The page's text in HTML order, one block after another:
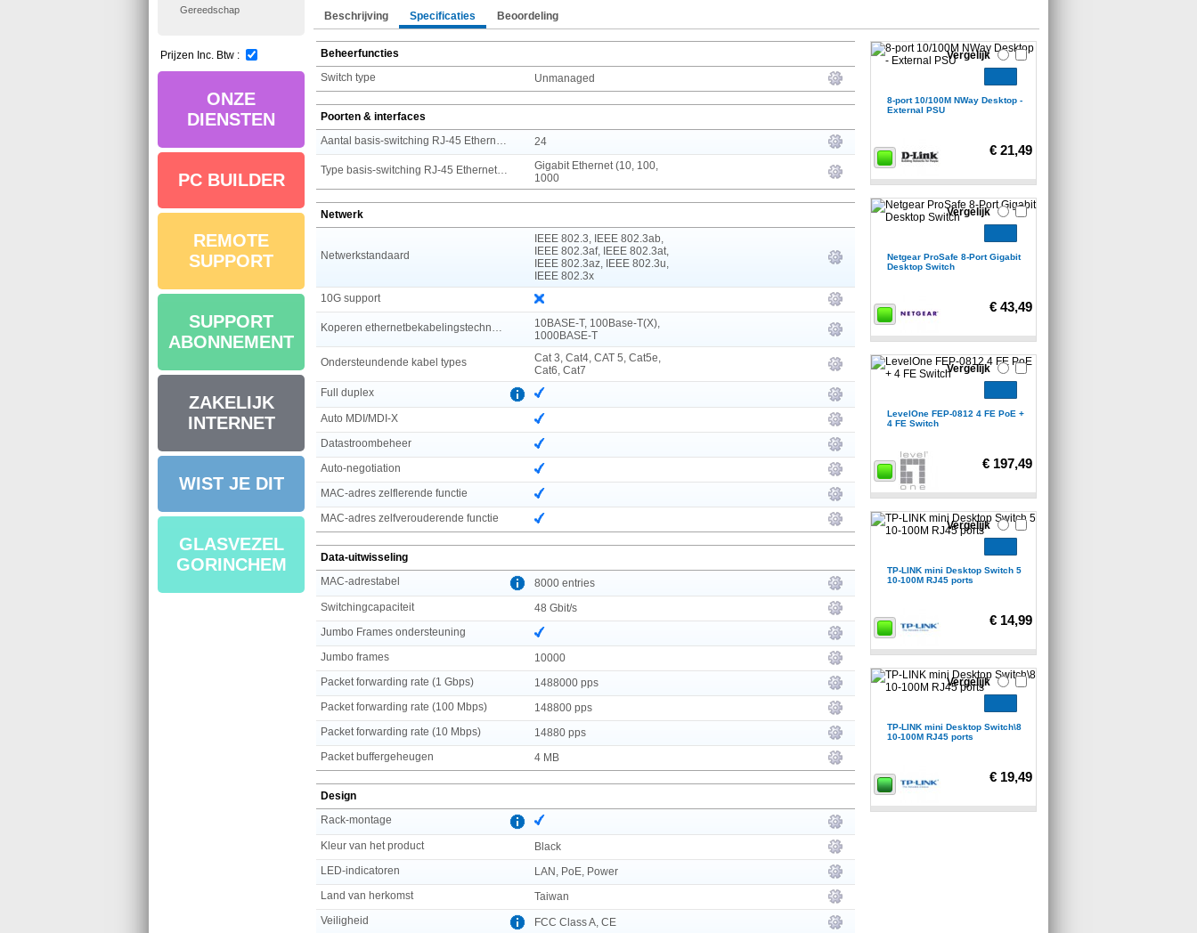
Gereedschap
Prijzen Inc. Btw :
ONZE
DIENSTEN
PC BUILDER
REMOTE
SUPPORT
SUPPORT
ABONNEMENT
ZAKELIJK
INTERNET
WIST JE DIT
GLASVEZEL
GORINCHEM
Beschrijving Specificaties Beoordeling
Beheerfuncties
Switch type
Unmanaged
Poorten & interfaces
24
Gigabit Ethernet (10, 100,
1000
Netwerk
Netwerkstandaard
IEEE 802.3, IEEE 802.3ab,
IEEE 802.3af, IEEE 802.3at,
IEEE 802.3az, IEEE 802.3u,
IEEE 802.3x
10G support
10BASE-T, 100Base-T(X),
1000BASE-T
Ondersteundende kabel types
Cat 3, Cat4, CAT 5, Cat5e,
Cat6, Cat7
Full duplex
Auto MDI/MDI-X
Datastroombeheer
Auto-negotiation
MAC-adres zelflerende functie
MAC-adres zelfverouderende functie
Data-uitwisseling
MAC-adrestabel
8000 entries
Switchingcapaciteit
48 Gbit/s
Jumbo Frames ondersteuning
Jumbo frames
10000
Packet forwarding rate (1 Gbps)
1488000 pps
Packet forwarding rate (100 Mbps)
148800 pps
Packet forwarding rate (10 Mbps)
14880 pps
Packet buffergeheugen
4 MB
Design
Rack-montage
Kleur van het product
Black
LED-indicatoren
LAN, PoE, Power
Land van herkomst
Taiwan
Veiligheid
FCC Class A, CE
8-port 10/100M NWay Desktop -
External PSU
€ 21,49
Vergelijk
Netgear ProSafe 8-Port Gigabit
Desktop Switch
€ 43,49
Vergelijk
LevelOne FEP-0812 4 FE PoE +
4 FE Switch
€ 197,49
Vergelijk
TP-LINK mini Desktop Switch 5
10-100M RJ45 ports
€ 14,99
Vergelijk
TP-LINK mini Desktop Switch\8
10-100M RJ45 ports
€ 19,49
Vergelijk